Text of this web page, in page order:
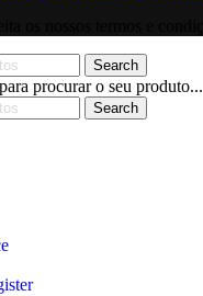
Search
procurar o seu produto...
Search